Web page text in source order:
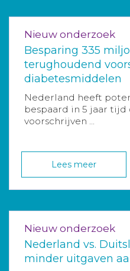
Nieuw onderzoek
Besparing 335
terughoudend
diabetesmiddelen
Nederland heeft
bespaard in 5 jaar
voorschrijven ...
Lees meer
Nieuw onderzoek
Nederland vs.
minder uitgaven